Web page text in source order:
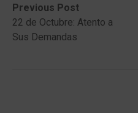
Post
navigation
Previous Post
Previous
post:22 de Octubre: Atento a
Sus Demandas
Next
post: